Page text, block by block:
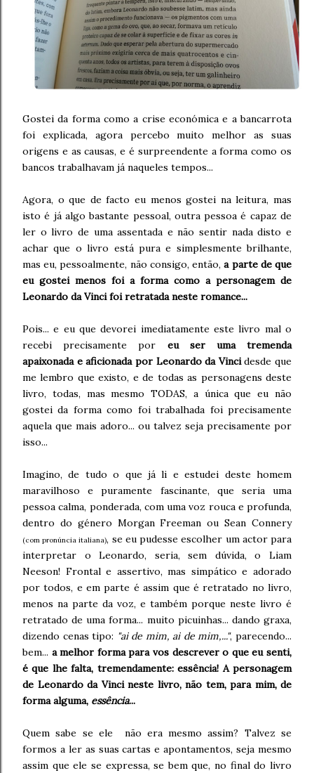
Gostei da forma como a crise económica e a bancarrota
foi explicada, agora percebo muito melhor as suas
origens e as causas, e é surpreendente a forma como os
bancos trabalhavam já naqueles tempos...
Agora, o que de facto eu menos gostei na leitura, mas
isto é já algo bastante pessoal, outra pessoa é capaz de
ler o livro de uma assentada e não sentir nada disto e
achar que o livro está pura e simplesmente brilhante,
mas eu, pessoalmente, não consigo, então,a parte de que
eu gostei menos foi a forma como a personagem de
Leonardo da Vinci foi retratada neste romance...
Pois... e eu que devorei imediatamente este livro mal o
recebi precisamente por eu ser uma tremenda
apaixonada e aficionada por Leonardo da Vincidesde que
me lembro que existo, e de todas as personagens deste
livro, todas, mas mesmo TODAS, a única que eu não
gostei da forma como foi trabalhada foi precisamente
aquela que mais adoro... ou talvez seja precisamente por
isso...
Imagino, de tudo o que já li e estudei deste homem
maravilhoso e puramente fascinante, que seria uma
pessoa calma, ponderada, com uma voz rouca e profunda,
dentro do género Morgan Freeman ou Sean Connery
(com pronúncia italiana), se eu pudesse escolher um actor para
interpretar o Leonardo, seria, sem dúvida, o Liam
Neeson! Frontal e assertivo, mas simpático e adorado
por todos, e em parte é assim que é retratado no livro,
menos na parte da voz, e também porque neste livro é
retratado de uma forma... muito picuinhas... dando graxa,
dizendo cenas tipo: "ai de mim, ai de mim,...", parecendo...
bem... a melhor forma para vos descrever o que eu senti,
é que lhe falta, tremendamente: essência! A personagem
de Leonardo da Vinci neste livro, não tem, para mim, de
forma alguma, essência...
Quem sabe se ele não era mesmo assim? Talvez se
formos a ler as suas cartas e apontamentos, seja mesmo
assim que ele se expressa, se bem que, no final do livro